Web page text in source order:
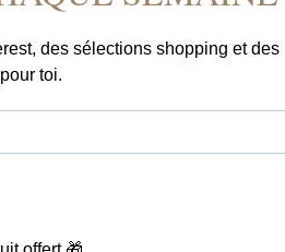
des sélections shopping et des
toi.